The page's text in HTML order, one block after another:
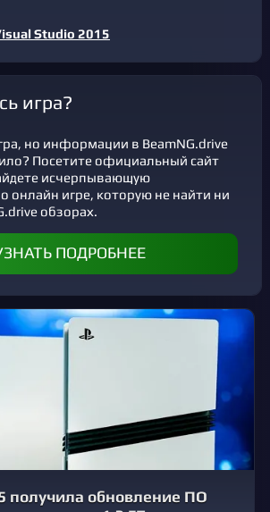
Studio 2015
игра?
но информации в BeamNG.drive
Посетите официальный сайт
исчерпывающую
игре, которую не найти ни
обзорах.
ПОДРОБНЕЕ
получила обновление ПО